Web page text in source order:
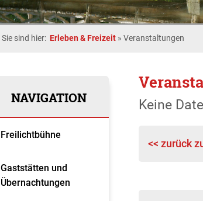
Sie sind hier: Erleben & Freizeit » Veranstaltungen
NAVIGATION
Freilichtbühne
Gaststätten und
Übernachtungen
Keine
<< zurück